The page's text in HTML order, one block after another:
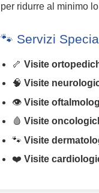
per ridurre al minimo
🐾 Servizi
🦴Visite
🧠Visite
👁️Visite
🩸Visite
🐾Visite
❤️Visite